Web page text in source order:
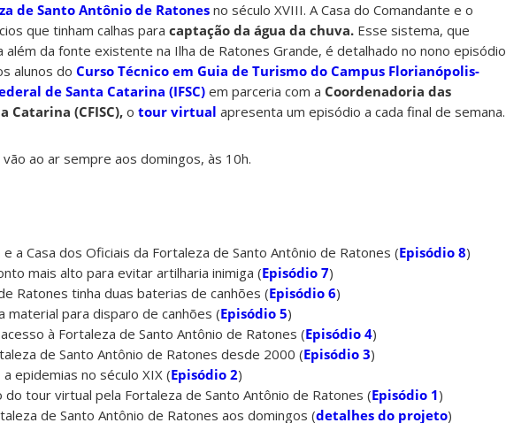
de Santo Antônio de Ratones no século XVIII. A Casa do Comandante e o
que tinham calhas para captação da água da chuva. Esse sistema, que
da fonte existente na Ilha de Ratones Grande, é detalhado no nono episódio
alunos do Curso Técnico em Guia de Turismo do Campus Florianópolis-
de Santa Catarina (IFSC) em parceria com a Coordenadoria das
Catarina (CFISC), o tour virtual apresenta um episódio a cada final de semana.
ao ar sempre aos domingos, às 10h.
a Casa dos Oficiais da Fortaleza de Santo Antônio de Ratones (Episódio 8)
mais alto para evitar artilharia inimiga (Episódio 7)
Ratones tinha duas baterias de canhões (Episódio 6)
material para disparo de canhões (Episódio 5)
à Fortaleza de Santo Antônio de Ratones (Episódio 4)
de Santo Antônio de Ratones desde 2000 (Episódio 3)
epidemias no século XIX (Episódio 2)
tour virtual pela Fortaleza de Santo Antônio de Ratones (Episódio 1)
de Santo Antônio de Ratones aos domingos (detalhes do projeto)